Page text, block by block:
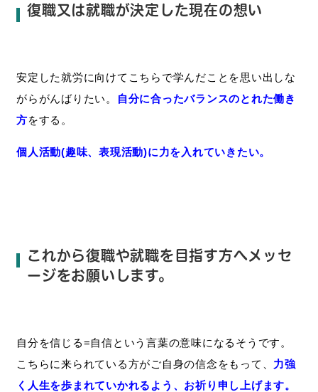
復職又は就職が決定した現在の想い
安定 した就労に向けて こちら で学んだこと を思い出し な
がら がんばり たい 。 自分に合ったバランスのとれた働き
方をする 。
個人活動(趣味、表現活動)に力を入れていきたい。
これから復職や就職を目指す方へメッセ
ージをお願いします。
自分を信じる=自信という言葉の意味になる そう です。
こちらに来られて いる方がご自身の信念 をもって、 力強
く 人生を歩まれていかれるよう、お祈り申し上げます。